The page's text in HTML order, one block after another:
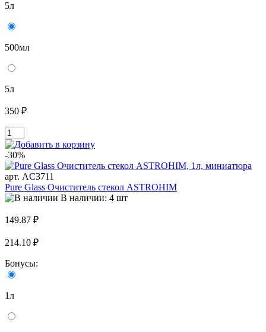
5л
500мл
5л
350 ₽
-30%
арт. AC3711
Pure Glass Очиститель стекол ASTROHIM
В наличии: 4 шт
149.87 ₽
214.10 ₽
Бонусы:
1л